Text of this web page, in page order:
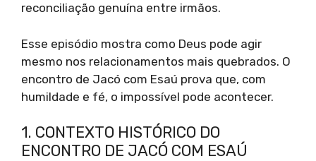
reconciliação genuína entre irmãos.
Esse episódio mostra como Deus pode agir
mesmo nos relacionamentos mais quebrados. O
encontro de Jacó com Esaú prova que, com
humildade e fé, o impossível pode acontecer.
1. CONTEXTO HISTÓRICO DO
ENCONTRO DE JACÓ COM ESAÚ